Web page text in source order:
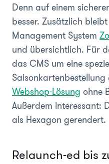
Denn auf einem
besser. Zusätzlich
Management System
und übersichtlich. Für
das CMS um eine
Webshop-Lösung ohne
Außerdem interessant:
als Hexagon gerendert.
Relaunch-ed bis